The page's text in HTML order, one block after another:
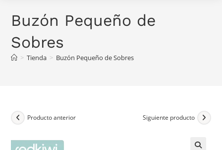
Buzón Pequeño de
Sobres
> Tienda > Buzón Pequeño de Sobres
Producto anterior Siguiente producto